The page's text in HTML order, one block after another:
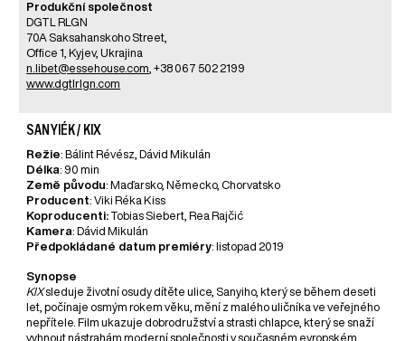
Produkční společnost
DGTL RLGN
70A Saksahanskoho Street,
Office 1, Kyjev, Ukrajina
n.libet@essehouse.com , +38 067 502 2199
www.dgtlrlgn.com
SANYIÉK / KIX
Režie: Bálint Révész, Dávid Mikulán
Délka: 90 min
Země původu: Maďarsko, Německo, Chorvatsko
Producent: Viki Réka Kiss
Koproducenti: Tobias Siebert, Rea Rajčić
Kamera: Dávid Mikulán
Předpokládané datum premiéry: listopad 2019
Synopse
KIXsleduje životní osudy dítěte ulice, Sanyiho, který se během deseti
let, počínaje osmým rokem věku, mění z malého uličníka ve veřejného
nepřítele. Film ukazuje dobrodružství a strasti chlapce, který se snaží
vyhnout nástrahám moderní společnosti v současném evropském